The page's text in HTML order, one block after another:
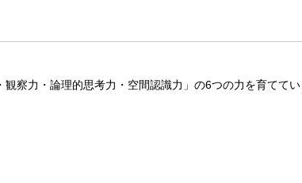
察力・論理的思考力・空間認識力」の6つの力を育ててい